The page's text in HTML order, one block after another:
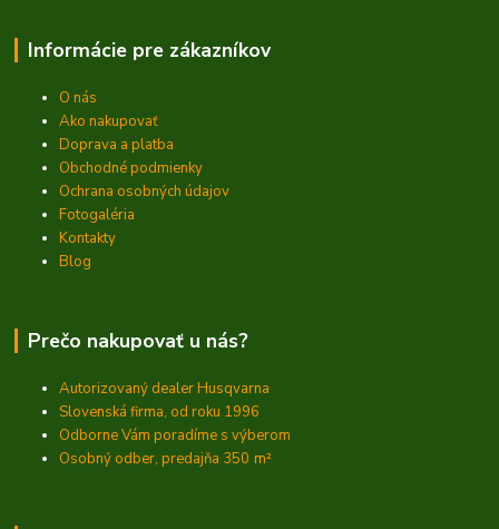
Informácie pre zákazníkov
O nás
Ako nakupovať
Doprava a platba
Obchodné podmienky
Ochrana osobných údajov
Fotogaléria
Kontakty
Blog
Prečo nakupovať u nás?
Autorizovaný dealer Husqvarna
Slovenská firma, od roku 1996
Odborne Vám poradíme s výberom
Osobný odber, predajňa 350 m²